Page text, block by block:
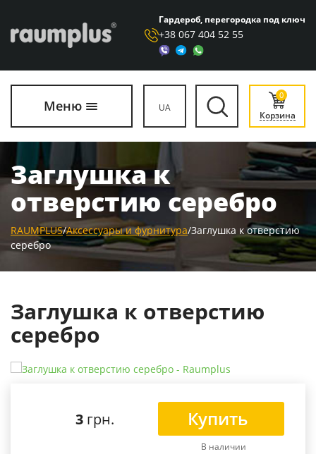
Гардероб, перегородка под ключ
+38 067 404 52 55
Меню UA
0
Корзина
Заглушка к
отверстию серебро
RAUMPLUS/Аксессуары и фурнитура/Заглушка к отверстию
серебро
Заглушка к отверстию
серебро
3 грн. Купить
В наличии